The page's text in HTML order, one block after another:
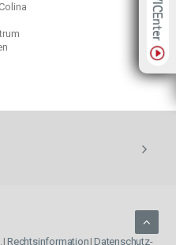
| Rechtsinformation | Datenschutz-